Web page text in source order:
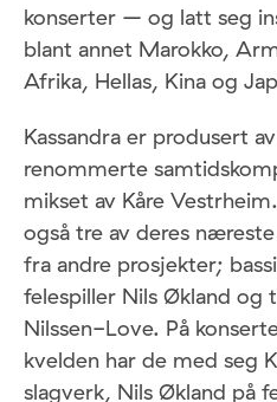
konserter – og latt seg
blant annet Marokko,
Afrika, Hellas, Kina og
Kassandra er produsert
renommerte
mikset av Kåre
også tre av deres
fra andre prosjekter;
felespiller Nils Økland og
Nilssen-Love. På
kvelden har de med seg
slagverk, Nils Økland på